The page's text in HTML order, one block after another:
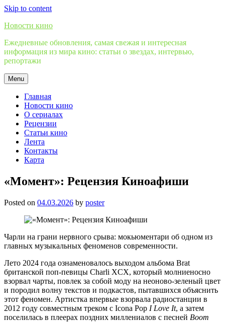
Skip to content
Новости кино
Ежедневные обновления, самая свежая и интересная
информация из мира кино: статьи о звездах, интервью,
репортажи
Menu
Главная
Новости кино
О сериалах
Рецензии
Статьи кино
Лента
Контакты
Карта
«Момент»: Рецензия Киноафиши
Posted on 04.03.2026 by poster
Чарли на грани нервного срыва: мокьюментари об одном из
главных музыкальных феноменов современности.
Лето 2024 года ознаменовалось выходом альбома Brat
британской поп-певицы Charli XCX, который молниеносно
взорвал чарты, повлек за собой моду на неоново-зеленый цвет
и породил волну текстов и подкастов, пытавшихся объяснить
этот феномен. Артистка впервые взорвала радиостанции в
2012 году совместным треком с Icona Pop I Love It, а затем
поселилась в плеерах поздних миллениалов с песней Boom